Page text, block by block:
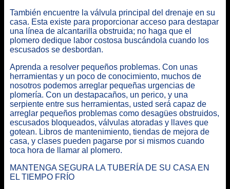
También encuentre la válvula principal del drenaje en su
casa. Esta existe para proporcionar acceso para destapar
una línea de alcantarilla obstruida; no haga que el
plomero dedique labor costosa buscándola cuando los
escusados se desbordan.
Aprenda a resolver pequeños problemas. Con unas
herramientas y un poco de conocimiento, muchos de
nosotros podemos arreglar pequeñas urgencias de
plomería. Con un destapacaños, un perico, y una
serpiente entre sus herramientas, usted será capaz de
arreglar pequeños problemas como desagües obstruidos,
escusados bloqueados, válvulas atoradas y llaves que
gotean. Libros de mantenimiento, tiendas de mejora de
casa, y clases pueden pagarse por si mismos cuando
toca hora de llamar al plomero.
MANTENGA SEGURA LA TUBERÍA DE SU CASAEN
EL TIEMPO FRÍO